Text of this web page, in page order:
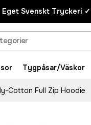
Eget Svenskt Tryckeri
Tygpåsar/Väskor
Cotton Full Zip Hoodie